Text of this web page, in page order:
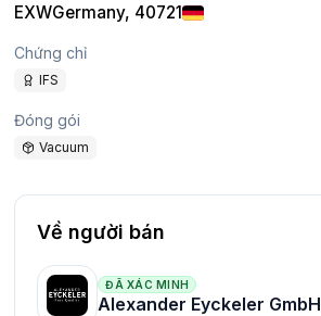
EXWGermany, 40721
Chứng chỉ
IFS
Đóng gói
Vacuum
Về người bán
ĐÃ XÁC MINH
Alexander Eyckeler GmbH